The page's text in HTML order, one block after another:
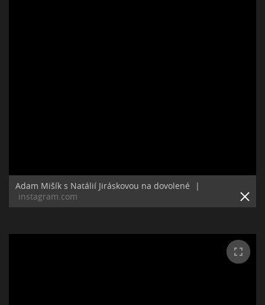
Adam Mišík s Natálií Jiráskovou na dovolené
|
instagram.com